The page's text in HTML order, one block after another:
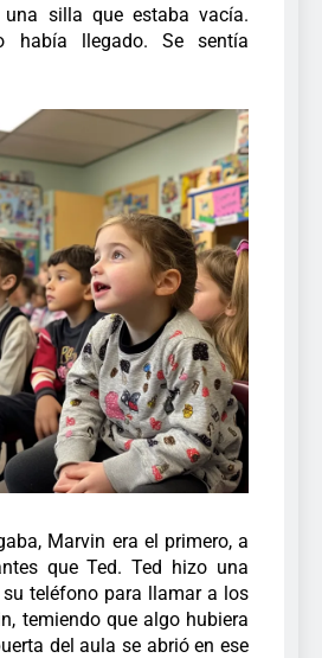
silla que estaba vacía.
había llegado. Se sentía
Marvin era el primero, a
que Ted. Ted hizo una
teléfono para llamar a los
temiendo que algo hubiera
del aula se abrió en ese